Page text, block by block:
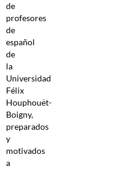
de
profesores
de
español
de
la
Universidad
Félix
Houphouët-
Boigny,
preparados
y
motivados
a